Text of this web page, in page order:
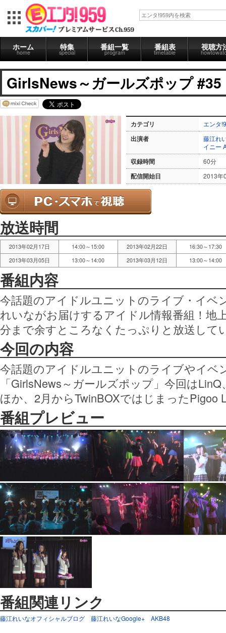
ホーム
home
特集
special
番組一覧
program
番組表
timetable
視聴方
GirlsNews～ガールズポップ #35
カテゴリ エンタ
出演者
藤江れ
イニー
収録時間 60分
配信開始日 2013年
放送時間
2013年02月17日 14:00～15:00 2013年02月22日
16:30～17:30
2013年03月05日
13:00～14:00 2013年03月12日 13:00～14:00
番組内容
今話題のアイドルユニットのライブ・イベ
れいながお届けするアイドル情報番組！地
分まで余すところなくたっぷりと放送して
今回の内容
今話題のアイドルユニットのライブやイベ
「GirlsNews～ガールズポップ」今回は
ほか、2月からTwinBOXではじまったPigoo
番組プレビュー
番組関連リンク
藤江れいなオフィシャルブログ 藤江れいなGoogle+ AKB48